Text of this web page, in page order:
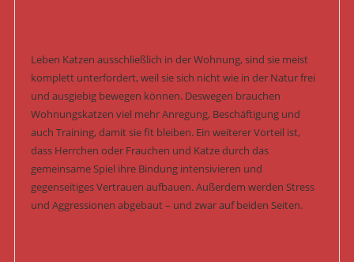
Leben Katzen ausschließlich in der Wohnung, sind sie meist
komplett unterfordert, weil sie sich nicht wie in der Natur frei
und ausgiebig bewegen können. Deswegen brauchen
Wohnungskatzen viel mehr Anregung, Beschäftigung und
auch Training, damit sie fit bleiben. Ein weiterer Vorteil ist,
dass Herrchen oder Frauchen und Katze durch das
gemeinsame Spiel ihre Bindung intensivieren und
gegenseitiges Vertrauen aufbauen. Außerdem werden Stress
und Aggressionen abgebaut – und zwar auf beiden Seiten.